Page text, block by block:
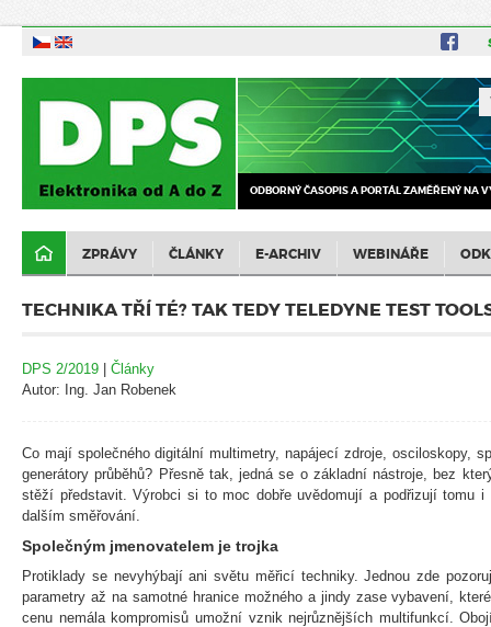
ODBORNÝ ČASOPIS A PORTÁL ZAMĚŘENÝ NA
ZPRÁVY ČLÁNKY E-ARCHIV WEBINÁŘE
TECHNIKA TŘÍ TÉ? TAK TEDY TELEDYNE TEST
DPS 2/2019 | Články
Autor: Ing. Jan Robenek
Co mají společného digitální multimetry, napájecí zdroje, osciloskopy,
generátory průběhů? Přesně tak, jedná se o základní nástroje, bez
stěží představit. Výrobci si to moc dobře uvědomují a podřizují tomu
dalším směřování.
Společným jmenovatelem je trojka
Protiklady se nevyhýbají ani světu měřicí techniky. Jednou zde
parametry až na samotné hranice možného a jindy zase vybavení,
cenu nemála kompromisů umožní vznik nejrůznějších multifunkcí.